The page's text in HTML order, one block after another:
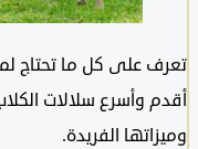
على كل ما تحتاج
وأسرع سلالات الكلاب
الفريدة.